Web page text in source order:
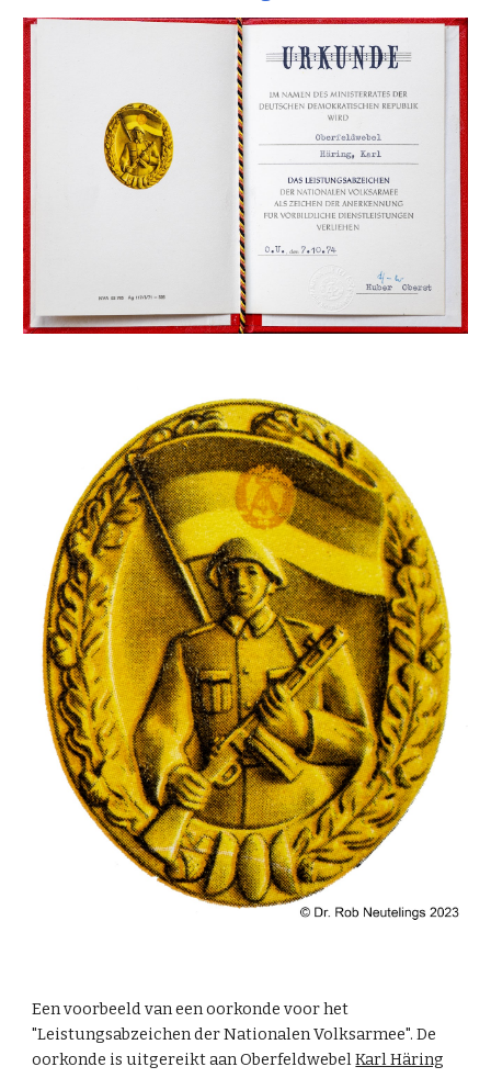
Een voorbeeld van een oorkonde voor het
"Leistungsabzeichen der Nationalen Volksarmee". De
oorkonde is uitgereikt aanOberfeldwebelKarl Häring